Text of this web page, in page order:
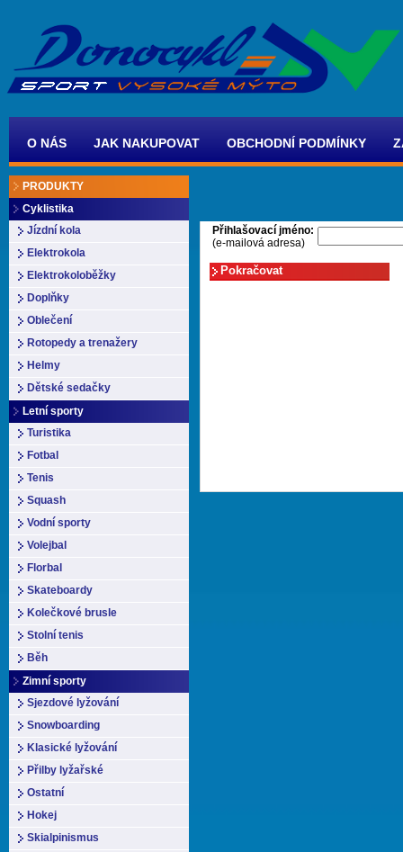
O NÁS JAK NAKUPOVAT OBCHODNÍ PODMÍNKY
PRODUKTY
Cyklistika
Jízdní kola
Elektrokola
Elektrokoloběžky
Doplňky
Oblečení
Rotopedy a trenažery
Helmy
Dětské sedačky
Letní sporty
Turistika
Fotbal
Tenis
Squash
Vodní sporty
Volejbal
Florbal
Skateboardy
Kolečkové brusle
Stolní tenis
Běh
Zimní sporty
Sjezdové lyžování
Snowboarding
Klasické lyžování
Přilby lyžařské
Ostatní
Hokej
Skialpinismus
Přihlašovací jméno:
(e-mailová adresa)